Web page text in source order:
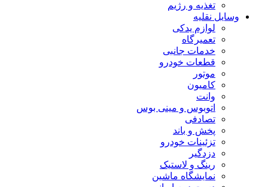
تغذیه و رژیم
وسایل نقلیه
لوازم یدکی
تعمیرگاه
خدمات جانبی
قطعات خودرو
موتور
کامیون
وانت
اتوبوس و مینی بوس
تصادفی
پخش و باند
تزئینات خودرو
دزدگیر
رینگ و لاستیک
نمایشگاه ماشین